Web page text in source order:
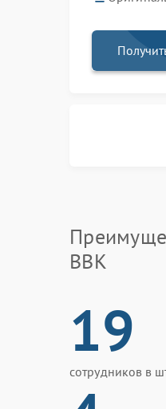
BBK
19
сотрудников в